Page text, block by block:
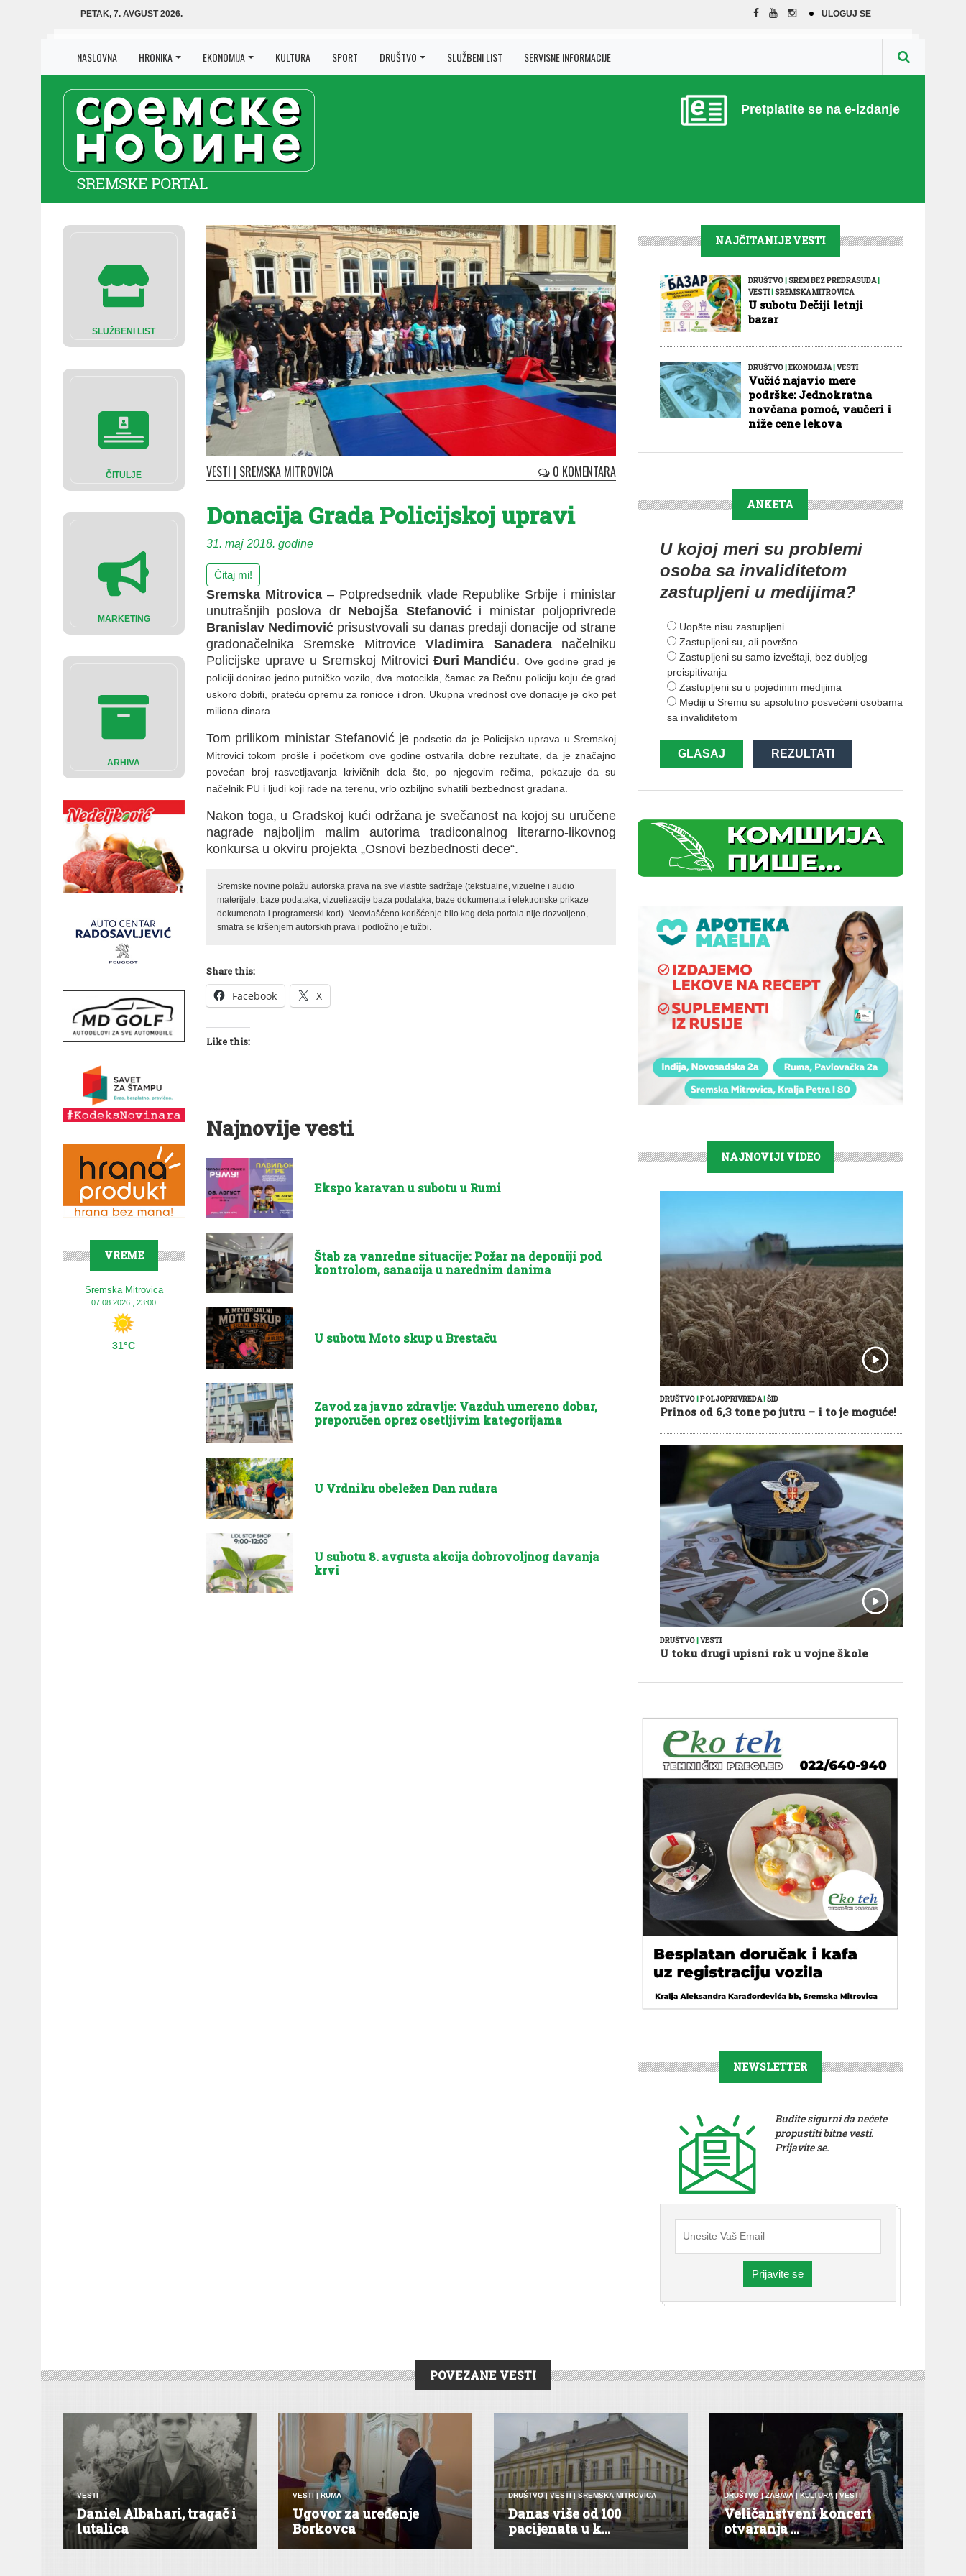
PETAK, 7. AVGUST 2026. ULOGUJ SE
NASLOVNA HRONIKA EKONOMIJA KULTURA SPORT DRUŠTVO SLUŽBENI LIST SERVISNE INFORMACIJE
Pretplatite se na e-izdanje
SLUŽBENI LIST
ČITULJE
MARKETING
ARHIVA
VREME
Sremska Mitrovica
07.08.2026., 23:00
31°C
VESTI | SREMSKA MITROVICA 0 KOMENTARA
Donacija Grada Policijskoj upravi
31. maj 2018. godine
Čitaj mi!
Sremska Mitrovica– Potpredsednik vlade Republike Srbije i ministar
unutrašnjih poslova dr Nebojša Stefanovići ministar poljoprivrede
Branislav Nedimović prisustvovali su danas predaji donacije od strane
gradonačelnika Sremske MitroviceVladimira Sanadera načelniku
Policijske uprave u Sremskoj Mitrovici Đuri Mandiću.Ove godine grad je
policiji donirao jedno putničko vozilo, dva motocikla, čamac za Rečnu policiju koju će grad
uskoro dobiti, prateću opremu za ronioce i dron. Ukupna vrednost ove donacije je oko pet
miliona dinara.
Tom prilikom ministar Stefanović je podsetio da je Policijska uprava u Sremskoj
Mitrovici tokom prošle i početkom ove godine ostvarila dobre rezultate, da je značajno
povećan broj rasvetljavanja krivičnih dela što, po njegovim rečima, pokazuje da su
načelnik PU i ljudi koji rade na terenu, vrlo ozbiljno svhatili bezbednost građana.
Nakon toga, u Gradskoj kući održana je svečanost na kojoj su uručene
nagrade najboljim malim autorima tradiconalnog literarno-likovnog
konkursa u okviru projekta „Osnovi bezbednosti dece“.
Sremske novine polažu autorska prava na sve vlastite sadržaje (tekstualne, vizuelne i audio
materijale, baze podataka, vizuelizacije baza podataka, baze dokumenata i elektronske prikaze
dokumenata i programerski kod). Neovlašćeno korišćenje bilo kog dela portala nije dozvoljeno,
smatra se kršenjem autorskih prava i podložno je tužbi.
Share this:
Facebook X
Like this:
Najnovije vesti
Ekspo karavan u subotu u Rumi
Štab za vanredne situacije: Požar na deponiji pod
kontrolom, sanacija u narednim danima
U subotu Moto skup u Brestaču
Zavod za javno zdravlje: Vazduh umereno dobar,
preporučen oprez osetljivim kategorijama
U Vrdniku obeležen Dan rudara
U subotu 8. avgusta akcija dobrovoljnog davanja
krvi
NAJČITANIJE VESTI
DRUŠTVO|SREM BEZ PREDRASUDA|
VESTI|SREMSKA MITROVICA
U subotu Dečiji letnji
bazar
DRUŠTVO|EKONOMIJA|VESTI
Vučić najavio mere
podrške: Jednokratna
novčana pomoć, vaučeri i
niže cene lekova
ANKETA
U kojoj meri su problemi
osoba sa invaliditetom
zastupljeni u medijima?
Uopšte nisu zastupljeni
Zastupljeni su, ali površno
Zastupljeni su samo izveštaji, bez dubljeg
preispitivanja
Zastupljeni su u pojedinim medijima
Mediji u Sremu su apsolutno posvećeni osobama
sa invaliditetom
GLASAJ REZULTATI
NAJNOVIJI VIDEO
DRUŠTVO|POLJOPRIVREDA|ŠID
Prinos od 6,3 tone po jutru – i to je moguće!
DRUŠTVO VESTI
U toku drugi upisni rok u vojne škole
NEWSLETTER
Budite sigurni da nećete
propustiti bitne vesti.
Prijavite se.
Prijavite se
POVEZANE VESTI
VESTI
Daniel Albahari, tragač i
lutalica
VESTI | RUMA
Ugovor za uređenje
Borkovca
DRUŠTVO | VESTI | SREMSKA MITROVICA
Danas više od 100
pacijenata u k...
DRUŠTVO|ZABAVA|KULTURA|VESTI
Veličanstveni koncert
otvaranja ...